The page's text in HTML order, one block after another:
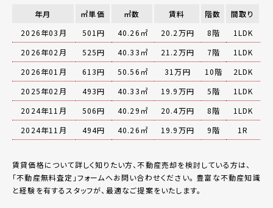
年月 ㎡単価 ㎡数 賃料 階数
間取り
2026年03月
501円 40.26㎡ 20.2万円 8階
1LDK
2026年02月
525円 40.33㎡ 21.2万円 7階
1LDK
2026年01月
613円 50.56㎡ 31万円 10階
2LDK
2025年02月
493円 40.33㎡ 19.9万円 5階
1LDK
2024年11月
506円 40.29㎡ 20.4万円 8階
1LDK
2024年11月
494円 40.26㎡ 19.9万円 9階 1R
賃貸価格について詳しく知りたい方、不動産売却を検討している方は、
「不動産無料査定 」フォームへお問い合わせください。 豊富な不動産知識
と経験を有するスタッフが、最適なご提案をいたします。